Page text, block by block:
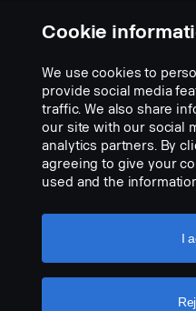
ATVC-sarja
Osanumero: 2289344
Part Description:
Kuvausta ei löydy
Cookie
We use cookies to
provide social media
traffic. We also share
our site with our social
analytics partners. By
agreeing to give your
used and the
settings” and selecting
accept. For a more
I